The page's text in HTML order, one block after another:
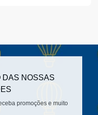
DAS NOSSAS
promoções e muito